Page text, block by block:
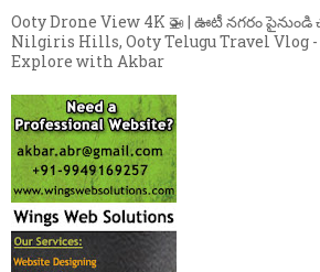
Ooty Drone View 4K 🚁 | ఊటీ నగరం పైనుండి
Nilgiris Hills, Ooty Telugu Travel Vlog
Explore with Akbar